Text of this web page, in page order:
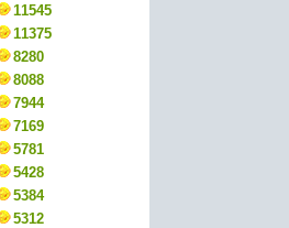
11545
11375
8280
8088
7944
7169
5781
5428
5384
5312